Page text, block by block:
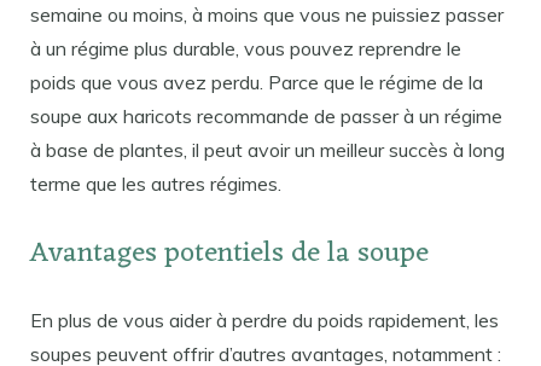
semaine ou moins, à moins que vous ne puissiez passer
à un régime plus durable, vous pouvez reprendre le
poids que vous avez perdu. Parce que le régime de la
soupe aux haricots recommande de passer à un régime
à base de plantes, il peut avoir un meilleur succès à long
terme que les autres régimes.
Avantages potentiels de la soupe
En plus de vous aider à perdre du poids rapidement, les
soupes peuvent offrir d’autres avantages, notamment :